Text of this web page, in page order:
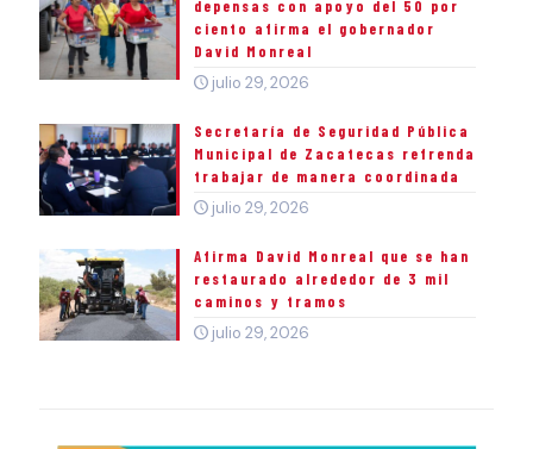
depensas con apoyo del 50 por
ciento afirma el gobernador
David Monreal
julio 29, 2026
Secretaría de Seguridad Pública
Municipal de Zacatecas refrenda
trabajar de manera coordinada
julio 29, 2026
Afirma David Monreal que se han
restaurado alrededor de 3 mil
caminos y tramos
julio 29, 2026